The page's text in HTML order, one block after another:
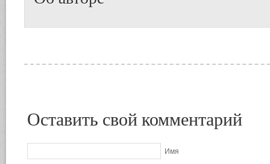
Оставить свой комментарий
Имя